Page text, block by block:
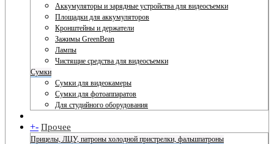
Аккумуляторы и зарядные устройства для видеосъемки
Площадки для аккумуляторов
Кронштейны и держатели
Зажимы GreenBean
Лампы
Чистящие средства для видеосъемки
Сумки
Сумки для видеокамеры
Сумки для фотоаппаратов
Для студийного оборудования
+- Прочее
Прицелы, ЛЦУ, патроны холодной пристрелки, фальшпатроны